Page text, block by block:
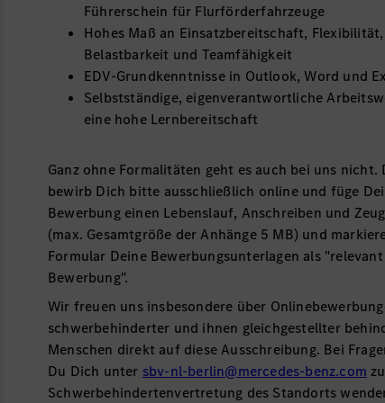
Führerschein für Flurförderfahrzeuge
Hohes Maß an Einsatzbereitschaft, Flexibilität,
Belastbarkeit und Teamfähigkeit
EDV-Grundkenntnisse in Outlook, Word und
Selbstständige, eigenverantwortliche
eine hohe Lernbereitschaft
Ganz ohne Formalitäten geht es auch bei uns nicht.
bewirb Dich bitte ausschließlich online und füge
Bewerbung einen Lebenslauf, Anschreiben und
(max. Gesamtgröße der Anhänge 5 MB) und
Formular Deine Bewerbungsunterlagen als
Bewerbung".
Wir freuen uns insbesondere über
schwerbehinderter und ihnen gleichgestellter
Menschen direkt auf diese Ausschreibung. Bei
Du Dich unter sbv-nl-berlin@mercedes-benz.com
Schwerbehindertenvertretung des Standorts